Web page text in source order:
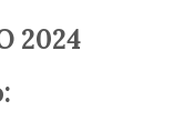
2024